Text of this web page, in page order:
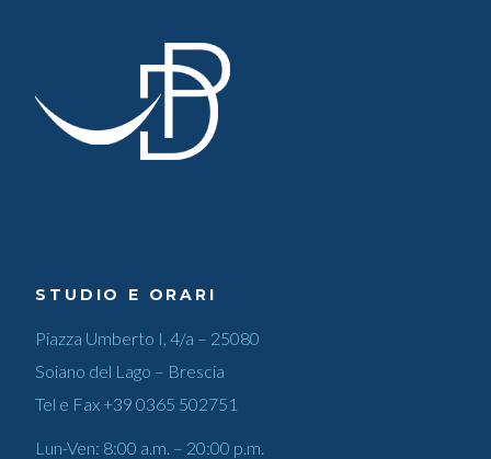
STUDIO E ORARI
Piazza Umberto I, 4/a – 25080
Soiano del Lago – Brescia
Tel e Fax+39 0365 502751
Lun-Ven: 8:00 a.m. – 20:00 p.m.